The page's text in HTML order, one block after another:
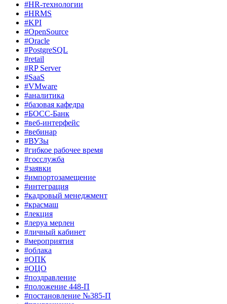
#HR-технологии
#HRMS
#KPI
#OpenSource
#Oracle
#PostgreSQL
#retail
#RP Server
#SaaS
#VMware
#аналитика
#базовая кафедра
#БОСС-Банк
#веб-интерфейс
#вебинар
#ВУЗы
#гибкое рабочее время
#госслужба
#заявки
#импортозамещение
#интеграция
#кадровый менеджмент
#красмаш
#лекция
#леруа мерлен
#личный кабинет
#мероприятия
#облака
#ОПК
#ОЦО
#поздравление
#положение 448-П
#постановление №385-П